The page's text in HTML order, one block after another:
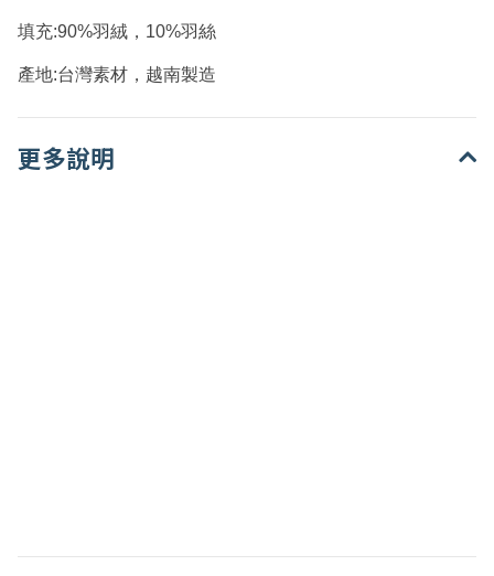
填充:90%羽絨，10%羽絲
產地:台灣素材，越南製造
更多說明